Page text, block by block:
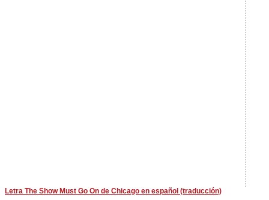
Letra The Show Must Go On de Chicago en español (traducción)